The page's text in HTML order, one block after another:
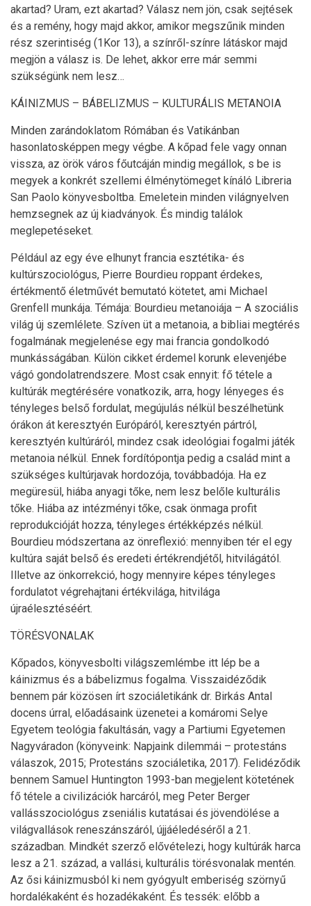
akartad? Uram, ezt akartad? Válasz nem jön, csak sejtések
és a remény, hogy majd akkor, amikor megszűnik minden
rész szerintiség (1Kor 13), a színről-színre látáskor majd
megjön a válasz is. De lehet, akkor erre már semmi
szükségünk nem lesz…
KÁINIZMUS – BÁBELIZMUS – KULTURÁLIS METANOIA
Minden zarándoklatom Rómában és Vatikánban
hasonlatosképpen megy végbe. A kőpad fele vagy onnan
vissza, az örök város főutcáján mindig megállok, s be is
megyek a konkrét szellemi élménytömeget kínáló Libreria
San Paolo könyvesboltba. Emeletein minden világnyelven
hemzsegnek az új kiadványok. És mindig találok
meglepetéseket.
Például az egy éve elhunyt francia esztétika- és
kultúrszociológus, Pierre Bourdieu roppant érdekes,
értékmentő életművét bemutató kötetet, ami Michael
Grenfell munkája. Témája: Bourdieu metanoiája – A szociális
világ új szemlélete. Szíven üt a metanoia, a bibliai megtérés
fogalmának megjelenése egy mai francia gondolkodó
munkásságában. Külön cikket érdemel korunk elevenjébe
vágó gondolatrendszere. Most csak ennyit: fő tétele a
kultúrák megtérésére vonatkozik, arra, hogy lényeges és
tényleges belső fordulat, megújulás nélkül beszélhetünk
órákon át keresztyén Európáról, keresztyén pártról,
keresztyén kultúráról, mindez csak ideológiai fogalmi játék
metanoia nélkül. Ennek fordítópontja pedig a család mint a
szükséges kultúrjavak hordozója, továbbadója. Ha ez
megüresül, hiába anyagi tőke, nem lesz belőle kulturális
tőke. Hiába az intézményi tőke, csak önmaga profit
reprodukcióját hozza, tényleges értékképzés nélkül.
Bourdieu módszertana az önreflexió: mennyiben tér el egy
kultúra saját belső és eredeti értékrendjétől, hitvilágától.
Illetve az önkorrekció, hogy mennyire képes tényleges
fordulatot végrehajtani értékvilága, hitvilága
újraélesztéséért.
TÖRÉSVONALAK
Kőpados, könyvesbolti világszemlémbe itt lép be a
káinizmus és a bábelizmus fogalma. Visszaidéződik
bennem pár közösen írt szociáletikánk dr. Birkás Antal
docens úrral, előadásaink üzenetei a komáromi Selye
Egyetem teológia fakultásán, vagy a Partiumi Egyetemen
Nagyváradon (könyveink: Napjaink dilemmái – protestáns
válaszok, 2015; Protestáns szociáletika, 2017). Felidéződik
bennem Samuel Huntington 1993-ban megjelent kötetének
fő tétele a civilizációk harcáról, meg Peter Berger
vallásszociológus zseniális kutatásai és jövendölése a
világvallások reneszánszáról, újjáéledéséről a 21.
században. Mindkét szerző elővételezi, hogy kultúrák harca
lesz a 21. század, a vallási, kulturális törésvonalak mentén.
Az ősi káinizmusból ki nem gyógyult emberiség szörnyű
hordalékaként és hozadékaként. És tessék: előbb a